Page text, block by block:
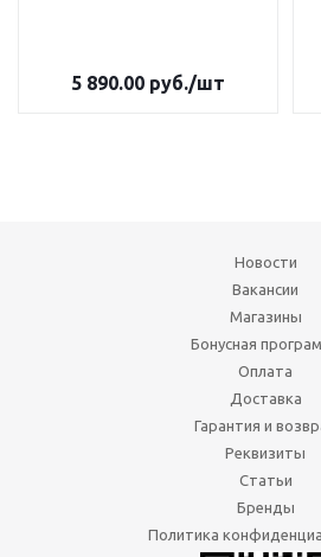
5 890.00 руб./шт
Новости
Вакансии
Магазины
Бонусная
Оплата
Доставка
Гарантия и
Реквизиты
Статьи
Бренды
Политика